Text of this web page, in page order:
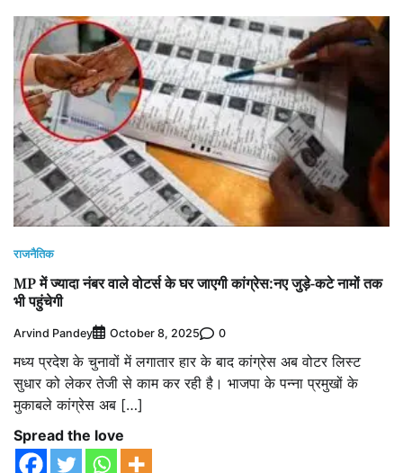
राजनैतिक
MP में ज्यादा नंबर वाले वोटर्स के घर जाएगी कांग्रेस:नए जुड़े-कटे नामों तक
भी पहुंचेगी
Arvind Pandey October 8, 2025 0
मध्य प्रदेश के चुनावों में लगातार हार के बाद कांग्रेस अब वोटर लिस्ट
सुधार को लेकर तेजी से काम कर रही है। भाजपा के पन्ना प्रमुखों के
मुकाबले कांग्रेस अब […]
Spread the love